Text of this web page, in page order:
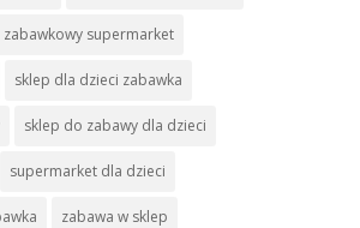
supermarket
sklep dla dzieci zabawka
sklep do zabawy dla dzieci
supermarket dla dzieci
zabawa w sklep